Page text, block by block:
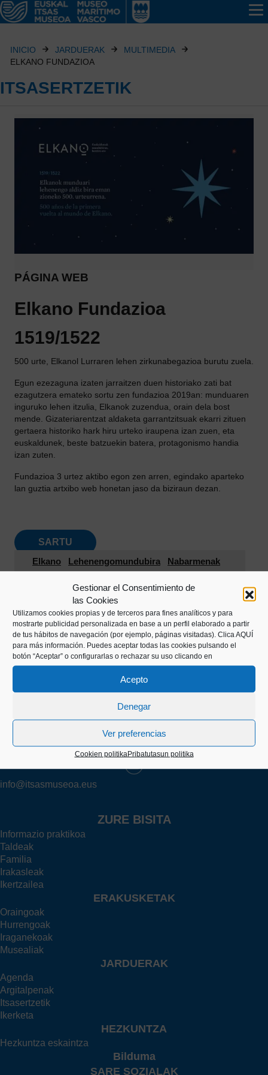
Gestionar el Consentimiento de
las Cookies
Utilizamos cookies propias y de terceros para fines analíticos y para
mostrarte publicidad personalizada en base a un perfil elaborado a partir
de tus hábitos de navegación (por ejemplo, páginas visitadas). Clica AQUÍ
para más información. Puedes aceptar todas las cookies pulsando el
botón “Aceptar” o configurarlas o rechazar su uso clicando en
Acepto
Denegar
Ver preferencias
Cookien politikaPribatutasun politika
INICIO JARDUERAK
MULTIMEDIA
ELKANO FUNDAZIOA
ITSASERTZETIK
PÁGINA WEB
Elkano Fundazioa
1519/1522
500 urte, Elkanol Lurraren lehen zirkunabegazioa burutu zuela.
Egun ezezaguna izaten jarraitzen duen historiako zati bat
ezagutzera emateko sortu zen fundazioa 2019an: munduaren
inguruko lehen itzulia, Elkanok zuzendua, orain dela bost
mende. Gizateriarentzat aldaketa garrantzitsuak ekarri zituen
gertaera historiko hark hiru urteko iraupena izan zuen, eta
euskaldunek, beste batzuekin batera, protagonismo handia
izan zuten.
Fundazioa 3 urtez aktibo egon zen arren, egindako aparteko
lan guztia artxibo web honetan jaso da biziraun dezan.
SARTU
Elkano
Lehenengomundubira Nabarmenak
20003 Donostia (Gipuzkoa)
info@itsasmuseoa.eus
ZURE BISITA
Informazio praktikoa
Taldeak
Familia
Irakasleak
Ikertzailea
ERAKUSKETAK
Oraingoak
Hurrengoak
Iraganekoak
Musealiak
JARDUERAK
Agenda
Argitalpenak
Itsasertzetik
Ikerketa
HEZKUNTZA
Hezkuntza eskaintza
Bilduma
SARE SOZIALAK